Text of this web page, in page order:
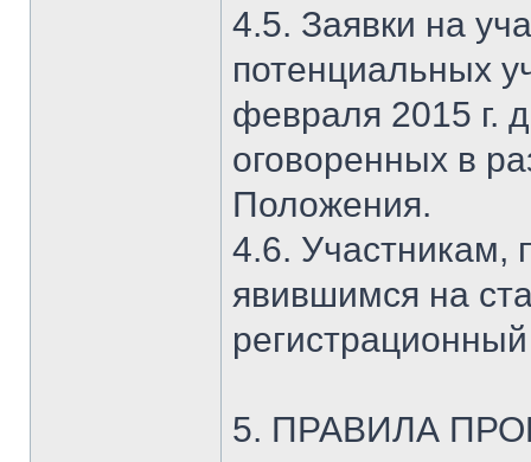
4.5. Заявки на
потенциальных
февраля 2015 г.
оговоренных в
Положения.
4.6. Участникам,
явившимся на
5. ПРАВИЛА